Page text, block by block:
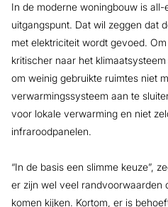
In de moderne woningbouw is
uitgangspunt. Dat wil zeggen dat
met elektriciteit wordt gevoed.
kritischer naar het
om weinig gebruikte ruimtes niet
verwarmingssysteem aan te
voor lokale verwarming en niet
infraroodpanelen.
“In de basis een slimme keuze”,
er zijn wel veel randvoorwaarden
komen kijken. Kortom, er is